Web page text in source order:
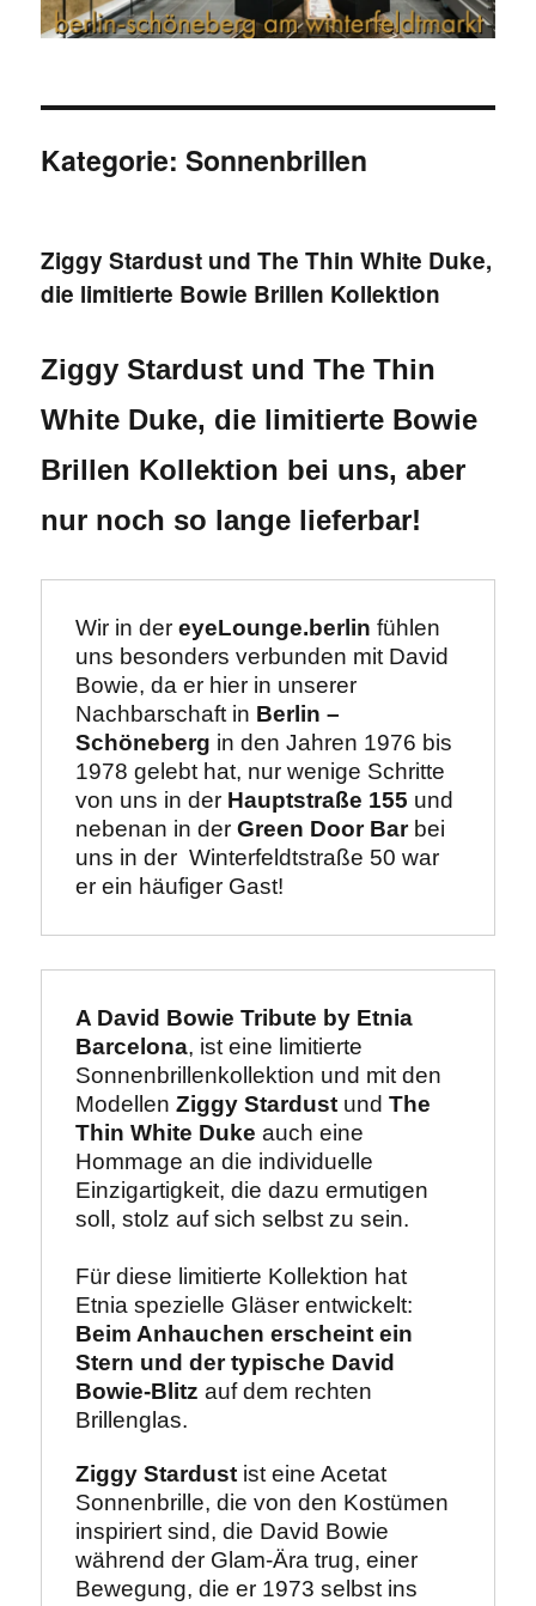
Kategorie:Sonnenbrillen
Ziggy Stardust und The Thin White Duke,
die limitierte Bowie Brillen Kollektion
Ziggy Stardust und The Thin
White Duke, die limitierte Bowie
Brillen Kollektion bei uns, aber
nur noch so lange lieferbar!
Wir in der eyeLounge.berlin fühlen
uns besonders verbunden mit David
Bowie, da er hier in unserer
Nachbarschaft in Berlin –
Schöneberg in den Jahren 1976 bis
1978 gelebt hat, nur wenige Schritte
von uns in der Hauptstraße 155 und
nebenan in der Green Door Bar bei
uns in der  Winterfeldtstraße 50 war
er ein häufiger Gast!
A David Bowie Tribute by Etnia
Barcelona, ist eine limitierte
Sonnenbrillenkollektion und mit den
Modellen Ziggy Stardust und The
Thin White Duke auch eine
Hommage an die individuelle
Einzigartigkeit, die dazu ermutigen
soll, stolz auf sich selbst zu sein.
Für diese limitierte Kollektion hat
Beim Anhauchen erscheint ein
Stern und der typische David
Bowie-Blitz auf dem rechten
Brillenglas.
Ziggy Stardust ist eine Acetat
Sonnenbrille, die von den Kostümen
inspiriert sind, die David Bowie
während der Glam-Ära trug, einer
Bewegung, die er 1973 selbst ins